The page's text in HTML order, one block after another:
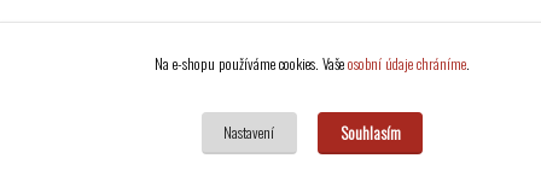
Na e-shopu používáme cookies. Vašeosobní údaje chráníme.
Nastavení Souhlasím